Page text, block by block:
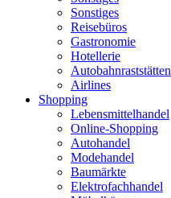
Sonstiges
Reisebüros
Gastronomie
Hotellerie
Autobahnraststätten
Airlines
Shopping
Lebensmittelhandel
Online-Shopping
Autohandel
Modehandel
Baumärkte
Elektrofachhandel